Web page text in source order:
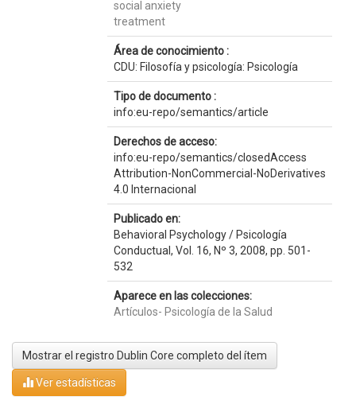
social anxiety
treatment
Área de conocimiento :
CDU: Filosofía y psicología: Psicología
Tipo de documento :
info:eu-repo/semantics/article
Derechos de acceso:
info:eu-repo/semantics/closedAccess
Attribution-NonCommercial-NoDerivatives
4.0 Internacional
Publicado en:
Behavioral Psychology / Psicología
Conductual, Vol. 16, Nº 3, 2008, pp. 501-
532
Aparece en las colecciones:
Artículos- Psicología de la Salud
Mostrar el registro Dublin Core completo del ítem
Ver estadísticas